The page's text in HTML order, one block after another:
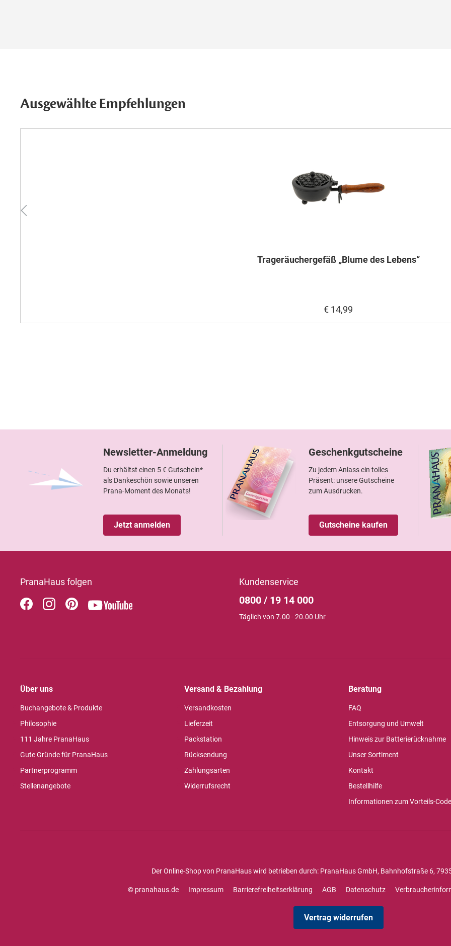
Ausgewählte Empfehlungen
Trageräuchergefäß „Blume des Lebens“
€ 14,99
Newsletter-Anmeldung
Du erhältst einen 5 € Gutschein*
als Dankeschön sowie unseren
Prana-Moment des Monats!
Jetzt anmelden
Geschenkgutscheine
Zu jedem Anlass ein tolles
Präsent: unsere Gutscheine
zum Ausdrucken.
Gutscheine kaufen
PranaHaus folgen Kundenservice
0800 / 19 14 000
Täglich von 7.00 - 20.00 Uhr
Über uns
Buchangebote & Produkte
Philosophie
111 Jahre PranaHaus
Gute Gründe für PranaHaus
Partnerprogramm
Stellenangebote
Versand & Bezahlung
Versandkosten
Lieferzeit
Packstation
Rücksendung
Zahlungsarten
Widerrufsrecht
Beratung
FAQ
Entsorgung und Umwelt
Hinweis zur Batterierücknahme
Unser Sortiment
Kontakt
Bestellhilfe
Informationen zum Vorteils-Code
Der Online-Shop von PranaHaus wird betrieben durch: PranaHaus GmbH, Bahnhofstraße 6,
© pranahaus.de Impressum Barrierefreiheitserklärung AGB Datenschutz
Vertrag widerrufen